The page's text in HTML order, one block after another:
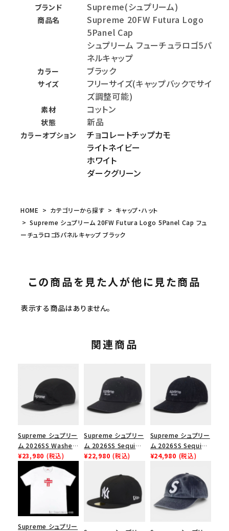
ブランド Supreme(シュプリーム)
商品名
Supreme 20FW Futura Logo
5Panel Cap
シュプリーム フューチュラロゴ5パ
ネルキャップ
カラー ブラック
サイズ
フリーサイズ(キャップバックでサイ
ズ調整可能)
素材 コットン
状態 新品
カラーオプション
チョコレートチップカモ
ライトネイビー
ホワイト
ダークグリーン
HOME カテゴリーから探す
キャップ・ハット
Supreme シュプリーム 20FW Futura Logo 5Panel Cap フュ
ーチュラロゴ5パネルキャップ ブラック
この商品を見た人が他に見た商品
表示する商品はありません。
関連商品
Supreme シュプリー
ム 2026SS Washed
Chino Twill Camp
Cap ウォッシュド チ
ノツイル キャンプキャ
ップ ブラック
¥23,980 (税込)
Supreme シュプリー
ム 2026SS Sequin
Denim Classic
ークインデニム クラ
シックロゴ 6パネルキ
ャップ インディゴ
¥22,980 (税込)
Supreme シュプリー
ム 2026SS Sequin
Denim Classic
ークインデニム クラ
シックロゴ 6パネルキ
ャップ ブラック
¥24,980 (税込)
Supreme シュプリー